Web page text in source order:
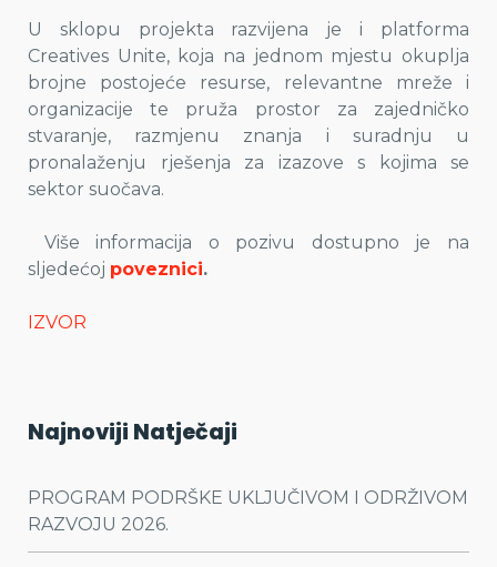
U sklopu projekta razvijena je i platforma
Creatives Unite, koja na jednom mjestu okuplja
brojne postojeće resurse, relevantne mreže i
organizacije te pruža prostor za zajedničko
stvaranje, razmjenu znanja i suradnju u
pronalaženju rješenja za izazove s kojima se
sektor suočava.
Više informacija o pozivu dostupno je na
sljedećoj poveznici.
IZVOR
Najnoviji Natječaji
PROGRAM PODRŠKE UKLJUČIVOM I ODRŽIVOM
RAZVOJU 2026.